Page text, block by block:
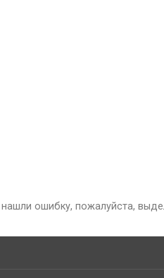
ошибку, пожалуйста,